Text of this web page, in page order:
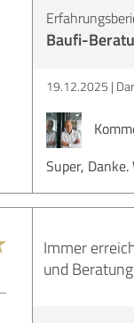
Baufi-
19.12.2025
Super,
Immer
und